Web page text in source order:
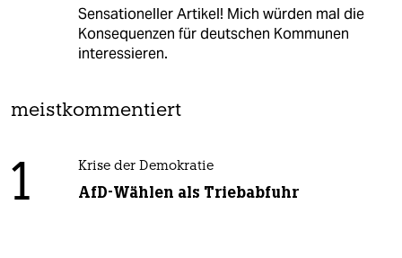
Sensationeller Artikel! Mich würden mal die
Konsequenzen für deutschen Kommunen
interessieren.
meistkommentiert
1 Krise der Demokratie
AfD-Wählen als Triebabfuhr